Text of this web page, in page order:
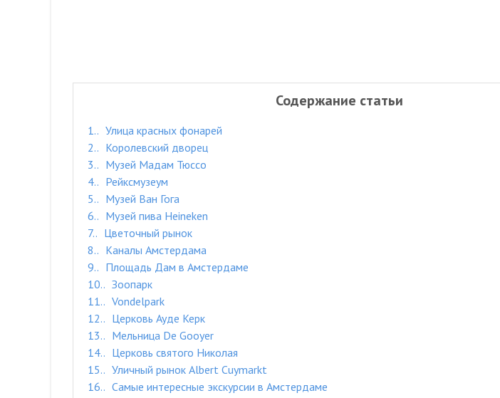
Содержание статьи
1.
Улица красных фонарей
2.
Королевский дворец
3.
Музей Мадам Тюссо
4.
Рейксмузеум
5.
Музей Ван Гога
6.
Музей пива Heineken
7.
Цветочный рынок
8.
Каналы Амстердама
9.
Площадь Дам в Амстердаме
10.
Зоопарк
11.
Vondelpark
12.
Церковь Ауде Керк
13.
Мельница De Gooyer
14.
Церковь святого Николая
15.
Уличный рынок Albert Cuymarkt
16.
Самые интересные экскурсии в Амстердаме